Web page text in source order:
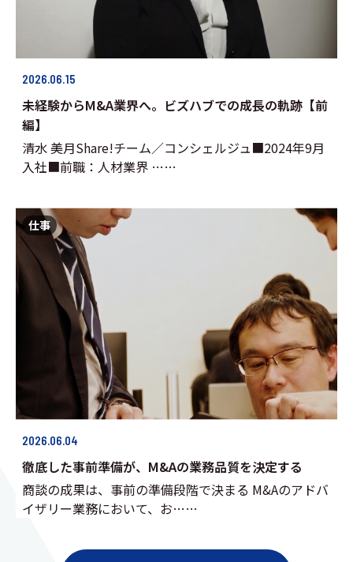
2026.06.15
未経験からM&A業界へ。ビズハブでの成長の軌跡【前
編】
清水 美月Share!チーム／コンシェルジュ■2024年9月
入社■前職：人材業界 ……
2026.06.04
徹底した事前準備が、M&Aの業務品質を決定する
商談の成果は、事前の準備段階で決まる M&Aのアドバ
イザリー業務において、お……
仕事